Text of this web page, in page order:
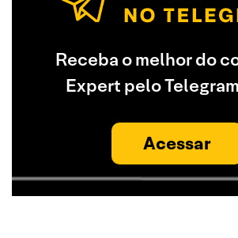
Receba o melhor do
Expert pelo
Acessar